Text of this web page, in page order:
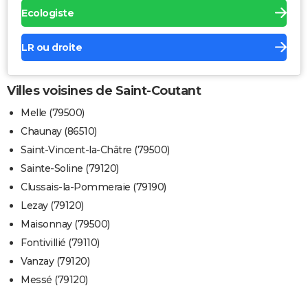
Ecologiste
LR ou droite
Villes voisines de Saint-Coutant
Melle (79500)
Chaunay (86510)
Saint-Vincent-la-Châtre (79500)
Sainte-Soline (79120)
Clussais-la-Pommeraie (79190)
Lezay (79120)
Maisonnay (79500)
Fontivillié (79110)
Vanzay (79120)
Messé (79120)